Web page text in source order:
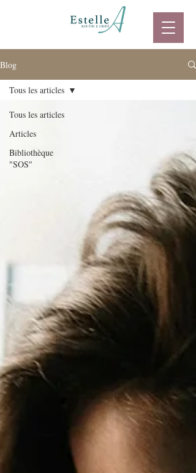
Blog
Tous les articles
Articles
Bibliothèque
"SOS"
Tous les articles